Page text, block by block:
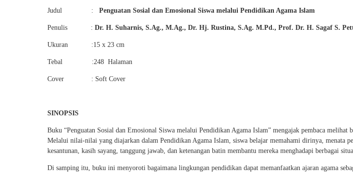
Judul : Penguatan Sosial dan Emosional Siswa melalui Pendidikan Agama Islam
Penulis : Dr. H. Suharnis, S.Ag., M.Ag., Dr. Hj. Rustina, S.Ag. M.Pd., Prof. Dr. H. Sagaf S.
Ukuran :15 x 23 cm
Tebal :248 Halaman
Cover : Soft Cover
SINOPSIS
Buku “Penguatan Sosial dan Emosional Siswa melalui Pendidikan Agama Islam” mengajak pembaca
Melalui nilai-nilai yang diajarkan dalam Pendidikan Agama Islam, siswa belajar memahami dirinya, menata
kesantunan, kasih sayang, tanggung jawab, dan ketenangan batin membantu mereka menghadapi berbagai
Di samping itu, buku ini menyoroti bagaimana lingkungan pendidikan dapat memanfaatkan ajaran agama